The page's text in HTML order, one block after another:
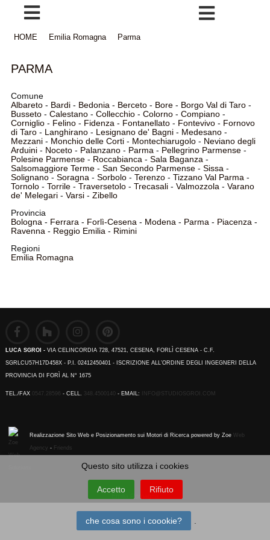
HOME Emilia Romagna Parma
PARMA
Comune
Albareto- Bardi- Bedonia- Berceto- Bore- Borgo Val di Taro-
Busseto- Calestano- Collecchio- Colorno- Compiano-
Corniglio- Felino- Fidenza- Fontanellato- Fontevivo- Fornovo
di Taro- Langhirano- Lesignano de' Bagni- Medesano-
Mezzani- Monchio delle Corti- Montechiarugolo- Neviano degli
Arduini- Noceto- Palanzano- Parma- Pellegrino Parmense-
Polesine Parmense- Roccabianca- Sala Baganza-
Salsomaggiore Terme- San Secondo Parmense- Sissa-
Solignano- Soragna- Sorbolo- Terenzo- Tizzano Val Parma-
Tornolo- Torrile- Traversetolo- Trecasali- Valmozzola- Varano
de' Melegari- Varsi- Zibello
Provincia
Bologna- Ferrara- Forlì-Cesena- Modena- Parma- Piacenza-
Ravenna- Reggio Emilia- Rimini
Regioni
Emilia Romagna
LUCA SGROI - VIA CELINCORDIA 728, 47521, CESENA, FORLÌ CESENA - C.F.
SGRLCU57H17D458X - P.I. 02412450401 - ISCRIZIONE ALL’ORDINE DEGLI INGEGNERI DELLA
PROVINCIA DI FORÌ AL N° 1675
TEL./FAX 0547.28596 - CELL. 348.4500140 - EMAIL: INFO@STUDIOSGROI.COM
Realizzazione Sito Web e Posizionamento sui Motori di Ricerca powered by Zoe Web
Agency - Friends
Questo sito utilizza i cookies
Accetto Rifiuto
che cosa sono i coookie? .